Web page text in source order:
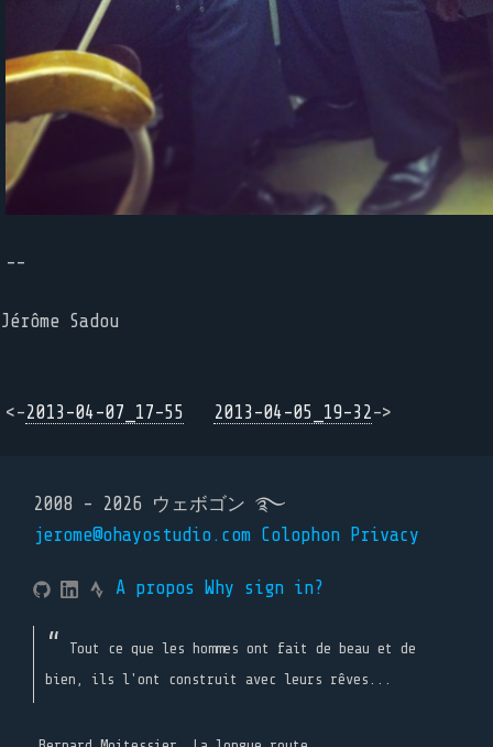
--
Jérôme Sadou
<-2013-04-07_17-55 2013-04-05_19-32->
2008 - 2026 ウェボゴン ࿐
jerome@ohayostudio.com Colophon Privacy
A propos Why sign in?
Tout ce que les hommes ont fait de beau et de
bien, ils l'ont construit avec leurs rêves...